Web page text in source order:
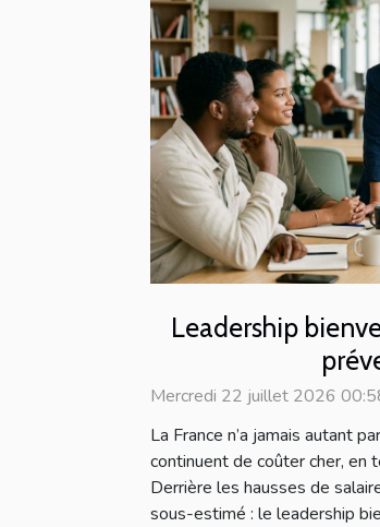
Leadership
Mercredi 22 juillet 2026
La France n’a jamais autant
continuent de coûter cher, en
Derrière les hausses de
sous-estimé : le leadership